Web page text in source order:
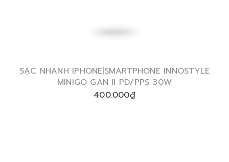
SẠC NHANH IPHONE|SMARTPHONE INNOSTYLE
MINIGO GAN II PD/PPS 30W
400.000₫